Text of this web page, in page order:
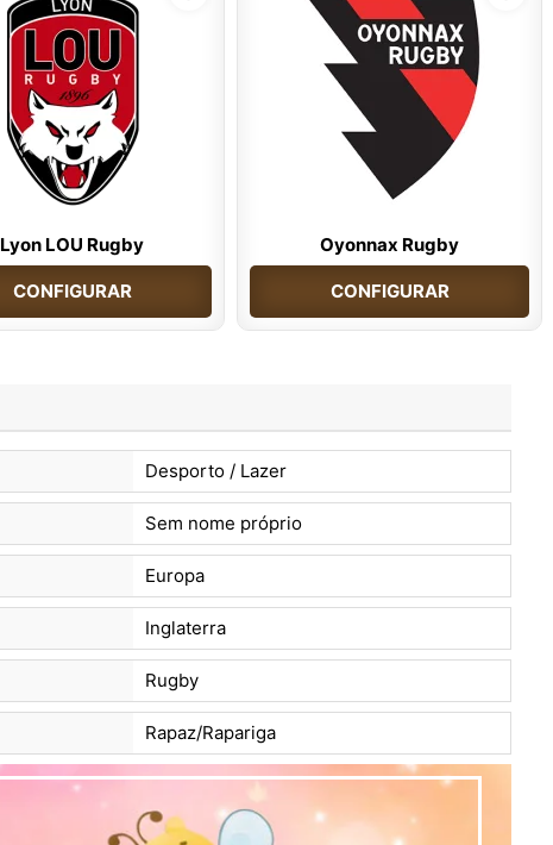
Lyon LOU Rugby
CONFIGURAR
Oyonnax Rugby
CONFIGURAR
Desporto / Lazer
Sem nome próprio
Europa
Inglaterra
Rugby
Rapaz/Rapariga